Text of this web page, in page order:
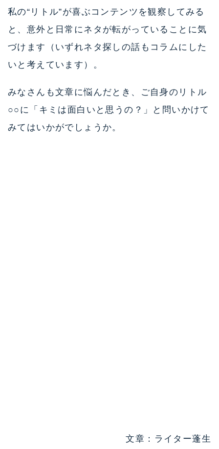
私の“リトル”が喜ぶコンテンツを観察してみる
と、意外と日常にネタが転がっていることに気
づけます（いずれネタ探しの話もコラムにした
いと考えています）。
みなさんも文章に悩んだとき、ご自身のリトル
○○に「キミは面白いと思うの？」と問いかけて
みてはいかがでしょうか。
文章：ライター蓬生